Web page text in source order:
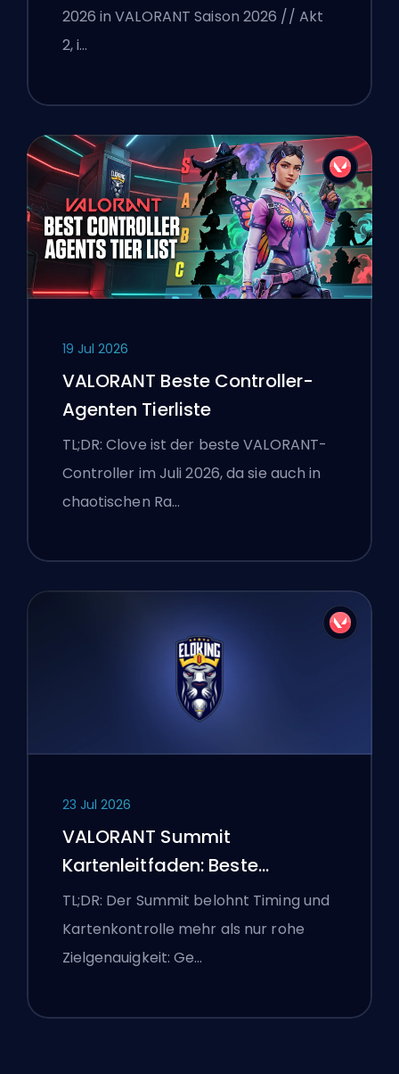
2026 in VALORANT Saison 2026 // Akt
2, i…
19 Jul 2026
VALORANT Beste Controller-
Agenten Tierliste
TL;DR: Clove ist der beste VALORANT-
Controller im Juli 2026, da sie auch in
chaotischen Ra…
23 Jul 2026
VALORANT Summit
Kartenleitfaden: Beste
Agenten, Callouts und
Smokes
TL;DR: Der Summit belohnt Timing und
Kartenkontrolle mehr als nur rohe
Zielgenauigkeit: Ge…